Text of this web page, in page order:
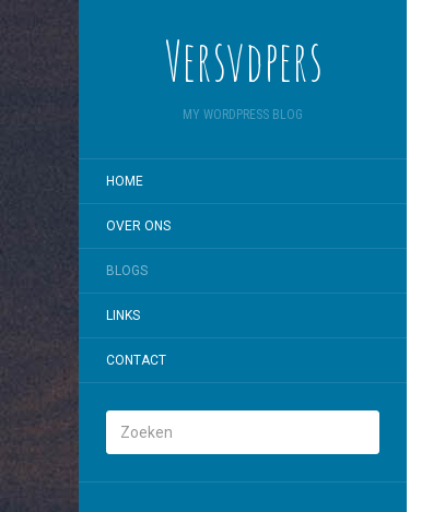
Versvdpers
MY WORDPRESS BLOG
HOME
OVER ONS
BLOGS
LINKS
CONTACT